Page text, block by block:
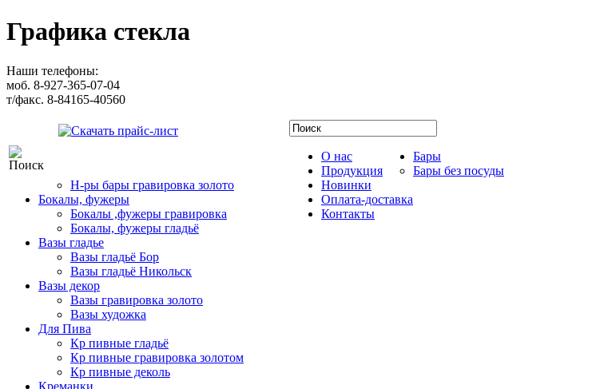
Графика стекла
Наши телефоны:
моб. 8-927-365-07-04
т/факс. 8-84165-40560
О нас
Продукция
Новинки
Оплата-доставка
Контакты
Бары
Бары без посуды
Н-ры бары гравировка золото
Бокалы, фужеры
Бокалы ,фужеры гравировка
Бокалы, фужеры гладьё
Вазы гладье
Вазы гладьё Бор
Вазы гладьё Никольск
Вазы декор
Вазы гравировка золото
Вазы художка
Для Пива
Кр пивные гладьё
Кр пивные гравировка золотом
Кр пивные деколь
Креманки